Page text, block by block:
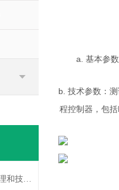
a. 基本参
b. 技术参数：
程控制器，包
玻璃瓶耐热冲击试验机的测试原理和技术特征概述